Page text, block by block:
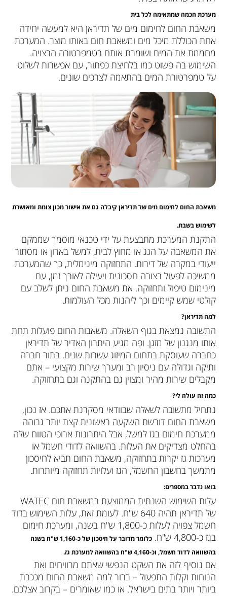
מערכת חכמה שמתאימה לכל בית
משאבת החום לחימום מים של תדיראן היא למעשה יחידה
אחת הכוללת מיכל מים ומשאבת חום באותו מוצר. המערכת
מחממת את המים ושומרת אותם בטמפרטורה הרצויה.
השימוש בה פשוט כמו בלחיצת כפתור, עם אפשרות לשלוט
על טמפרטורת המים בהתאמה לצרכים שונים.
משאבת החום לחימום מים של תדיראן קיבלה גם את אישור מכון צומת ומאושרת
לשימוש בשבת.
התקנת המערכת מתבצעת על ידי טכנאי מוסמך שממקם
את המשאבה על הגג או מחוץ לבית, למשל בארון או מסתור
ייעודי במקרה של דירות. התחזוקה מינימלית, כך שהמערכת
ממשיכה לפעול בצורה חסכונית ויעילה לאורך זמן, עם
מינימום טיפול ותחזוקה. את משאבת החום ניתן לשלב עם
קולטי שמש קיימים וכך ליהנות מכל העולמות.
למה תדיראן?
התשובה נמצאת בגוף השאלה. משאבות החום פועלות תחת
אותו מנגנון של מזגן. ופה מגיע היתרון האדיר של תדיראן
כחברה שעוסקת בתחום המיזוג עשרות שנים. בתור חברה
ותיקה וגדולה עם ניסיון רב ומערך שירות מקצועי – אתם
מקבלים שירות מהיר ומצוין גם בהתקנה וגם בתחזוקה.
כמה זה עולה לי?
נתחיל מתשובה לשאלה שבוודאי מסקרנת אתכם. אז נכון,
משאבת החום דורשת השקעה ראשונית קצת יותר גבוהה
ממערכת חימום בגז למשל, אבל היתרונות ארוכי הטווח שלה
בהחלט מצדיקים את העלות. בהשוואה לדודי חשמל או
מערכות גז יקרות בתחזוקה, משאבת החום תביא לחיסכון
מתמשך בחשבון החשמל, הגז ועלויות תחזוקה מיותרות.
בואו נדבר במספרים:
עלות השימוש השנתית הממוצעת במשאבת חום WATEC
של תדיראן תהיה 640 ש"ח. לעומת זאת, עלות השימוש בדוד
חשמל צפויה לעלות כ-1,800 ש"ח בשנה, ומערכת חימום
בגז כ-4,800 ש"ח.
כלומר מדובר על חיסכון של כ-1,160 ש"ח בשנה
בהשוואה לדוד חשמל, וכ-4,160 ש"ח בהשוואה למערכת גז.
אם נוסיף לזה את השקט הנפשי שאתם מרוויחים ואת
הנוחות וקלות התפעול – ברור למה משאבת החום מככבת
ביותר ויותר בתים בישראל. או כמו שאומרים – בקרוב אצלכם.